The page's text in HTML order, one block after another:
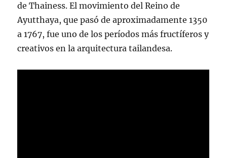
de Thainess. El movimiento del Reino de
Ayutthaya, que pasó de aproximadamente 1350
a 1767, fue uno de los períodos más fructíferos y
creativos en la arquitectura tailandesa.